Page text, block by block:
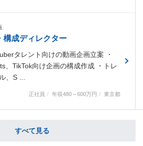
構成ディレクター
タレント向けの動画企画立案 ・
、TikTok向け企画の構成作成 ・トレ
、S ...
正社員 年収480～600万円 東京都
すべて見る